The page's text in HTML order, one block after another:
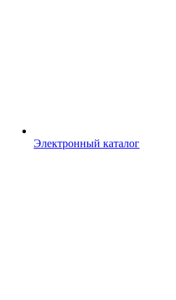
Электронный каталог